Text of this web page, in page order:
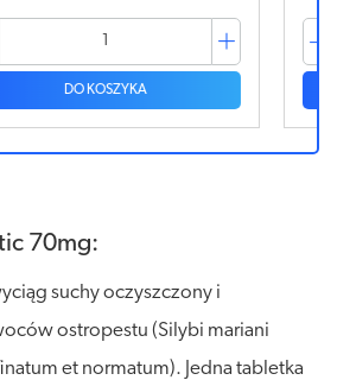
DO KOSZYKA
70mg:
suchy oczyszczony i
ostropestu (Silybi mariani
et normatum). Jedna tabletka